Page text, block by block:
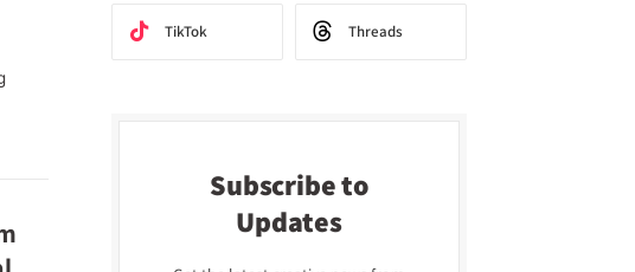
TikTok Threads
Subscribe to
Updates